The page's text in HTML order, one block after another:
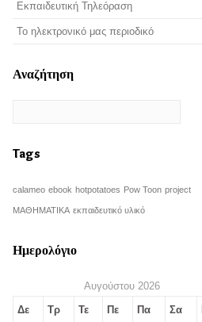
Εκπαιδευτική Τηλεόραση
Το ηλεκτρονικό μας περιοδικό
Αναζήτηση
Tags
calameo ebook hotpotatoes Pow Toon project
ΜΑΘΗΜΑΤΙΚΑ εκπαιδευτικό υλικό
Ημερολόγιο
Αυγούστου 2026
Δε
Τρ Τε Πε Πα Σα